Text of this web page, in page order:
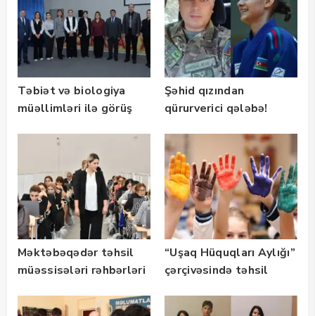
Təbiət və biologiya
müəllimləri ilə görüş
Şəhid qızından
qürurverici qələbə!
Məktəbəqədər təhsil
müəssisələri rəhbərləri
qiymətləndirmə təşkil
“Uşaq Hüquqları Aylığı”
çərçivəsində təhsil
tədbirlər keçirilir